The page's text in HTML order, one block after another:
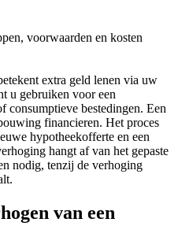
voorwaarden en kosten
extra geld lenen via uw
u gebruiken voor een
bestedingen. Een
financieren. Het proces
hypotheekofferte en een
hangt af van het gepaste
nodig, tenzij de verhoging
van een